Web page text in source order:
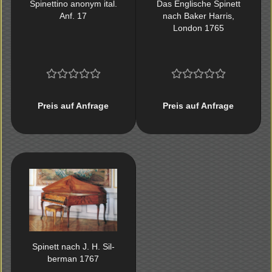
Spi­net­ti­no an­onym ital.
Anf. 17
Preis auf Anfrage
Das Eng­li­sche Spi­nett
nach Baker Har­ris,
Lon­don 1765
Preis auf Anfrage
Spi­nett nach J. H. Sil­
ber­man 1767